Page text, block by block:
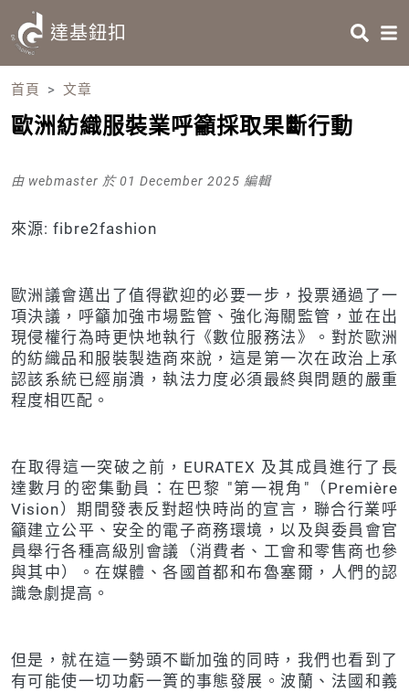
Skip to main content
ITEM 2
ITEM 3
ITEM 4
ITEM 6
ITEM 8
達基鈕扣
首頁 文章
歐洲紡織服裝業呼籲採取果斷行動
由 webmaster 於 01 December 2025 編輯
Body
來源: fibre2fashion
歐洲議會邁出了值得歡迎的必要一步，投票通過了一
項決議，呼籲加強市場監管、強化海關監管，並在出
現侵權行為時更快地執行《數位服務法》。對於歐洲
的紡織品和服裝製造商來說，這是第一次在政治上承
認該系統已經崩潰，執法力度必須最終與問題的嚴重
程度相匹配。
在取得這一突破之前，EURATEX 及其成員進行了長
達數月的密集動員：在巴黎 "第一視角"（Première
Vision）期間發表反對超快時尚的宣言，聯合行業呼
籲建立公平、安全的電子商務環境，以及與委員會官
員舉行各種高級別會議（消費者、工會和零售商也參
與其中）。在媒體、各國首都和布魯塞爾，人們的認
識急劇提高。
但是，就在這一勢頭不斷加強的同時，我們也看到了
有可能使一切功虧一簣的事態發展。波蘭、法國和義